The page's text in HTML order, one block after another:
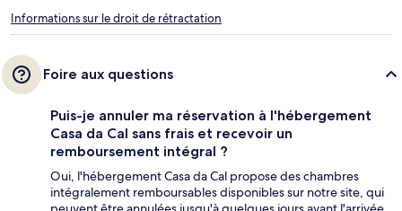
Informations sur le droit de rétractation
Foire aux questions
Puis-je annuler ma réservation à l'hébergement
Casa da Cal sans frais et recevoir un
remboursement intégral ?
Oui, l'hébergement Casa da Cal propose des chambres
intégralement remboursables disponibles sur notre site, qui